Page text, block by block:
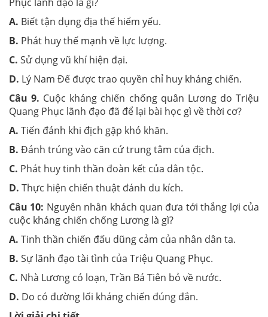
A. Biết tận dụng địa thế hiểm yếu.
B. Phát huy thế mạnh về lực lượng.
C. Sử dụng vũ khí hiện đại.
D. Lý Nam Đế được trao quyền chỉ huy kháng chiến.
Câu 9. Cuộc kháng chiến chống quân Lương do Triệu
Quang Phục lãnh đạo đã để lại bài học gì về thời cơ?
A. Tiến đánh khi địch gặp khó khăn.
B. Đánh trúng vào căn cứ trung tâm của địch.
C. Phát huy tinh thần đoàn kết của dân tộc.
D. Thực hiện chiến thuật đánh du kích.
Câu 10: Nguyên nhân khách quan đưa tới thắng lợi của
cuộc kháng chiến chống Lương là gì?
A. Tinh thần chiến đấu dũng cảm của nhân dân ta.
B. Sự lãnh đạo tài tình của Triệu Quang Phục.
C. Nhà Lương có loạn, Trần Bá Tiên bỏ về nước.
D. Do có đường lối kháng chiến đúng đắn.